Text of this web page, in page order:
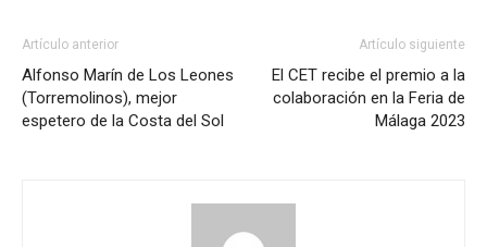
Artículo anterior
Alfonso Marín de Los Leones
(Torremolinos), mejor
espetero de la Costa del Sol
Artículo siguiente
El CET recibe el premio a la
colaboración en la Feria de
Málaga 2023